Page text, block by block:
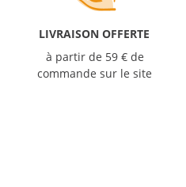
LIVRAISON OFFERTE
à partir de 59 € de
commande sur le site